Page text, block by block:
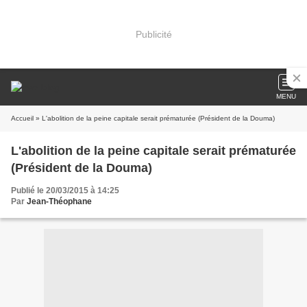
Publicité
MENU
Accueil » L'abolition de la peine capitale serait prématurée (Président de la Douma)
L'abolition de la peine capitale serait prématurée
(Président de la Douma)
Publié le 20/03/2015 à 14:25
Par Jean-Théophane